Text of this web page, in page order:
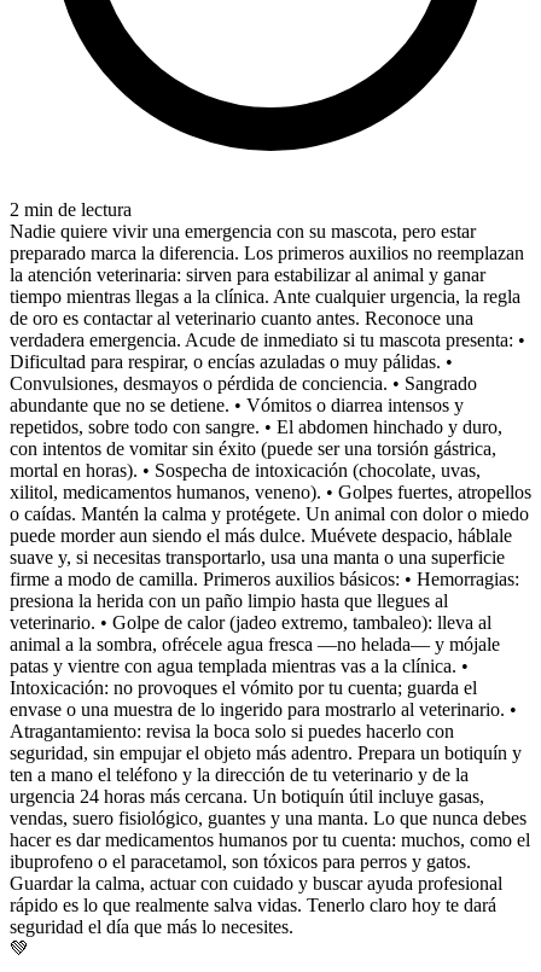
2 min de lectura
Nadie quiere vivir una emergencia con su mascota, pero estar
preparado marca la diferencia. Los primeros auxilios no reemplazan
la atención veterinaria: sirven para estabilizar al animal y ganar
tiempo mientras llegas a la clínica. Ante cualquier urgencia, la regla
de oro es contactar al veterinario cuanto antes. Reconoce una
verdadera emergencia. Acude de inmediato si tu mascota presenta: •
Dificultad para respirar, o encías azuladas o muy pálidas. •
Convulsiones, desmayos o pérdida de conciencia. • Sangrado
abundante que no se detiene. • Vómitos o diarrea intensos y
repetidos, sobre todo con sangre. • El abdomen hinchado y duro,
con intentos de vomitar sin éxito (puede ser una torsión gástrica,
mortal en horas). • Sospecha de intoxicación (chocolate, uvas,
xilitol, medicamentos humanos, veneno). • Golpes fuertes, atropellos
o caídas. Mantén la calma y protégete. Un animal con dolor o miedo
puede morder aun siendo el más dulce. Muévete despacio, háblale
suave y, si necesitas transportarlo, usa una manta o una superficie
firme a modo de camilla. Primeros auxilios básicos: • Hemorragias:
presiona la herida con un paño limpio hasta que llegues al
veterinario. • Golpe de calor (jadeo extremo, tambaleo): lleva al
animal a la sombra, ofrécele agua fresca —no helada— y mójale
patas y vientre con agua templada mientras vas a la clínica. •
Intoxicación: no provoques el vómito por tu cuenta; guarda el
envase o una muestra de lo ingerido para mostrarlo al veterinario. •
Atragantamiento: revisa la boca solo si puedes hacerlo con
seguridad, sin empujar el objeto más adentro. Prepara un botiquín y
ten a mano el teléfono y la dirección de tu veterinario y de la
urgencia 24 horas más cercana. Un botiquín útil incluye gasas,
vendas, suero fisiológico, guantes y una manta. Lo que nunca debes
hacer es dar medicamentos humanos por tu cuenta: muchos, como el
ibuprofeno o el paracetamol, son tóxicos para perros y gatos.
Guardar la calma, actuar con cuidado y buscar ayuda profesional
rápido es lo que realmente salva vidas. Tenerlo claro hoy te dará
seguridad el día que más lo necesites.
💚